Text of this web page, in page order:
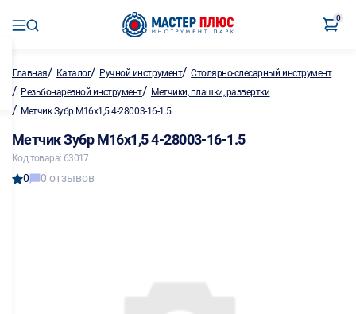
0
Главная/ Каталог/ Ручной инструмент/Столярно-слесарный инструмент
/ Резьбонарезной инструмент/ Метчики, плашки, развертки
/ Метчик Зубр М16х1,5 4-28003-16-1.5
Метчик Зубр М16х1,5 4-28003-16-1.5
Код товара: 63017
0 0 отзывов